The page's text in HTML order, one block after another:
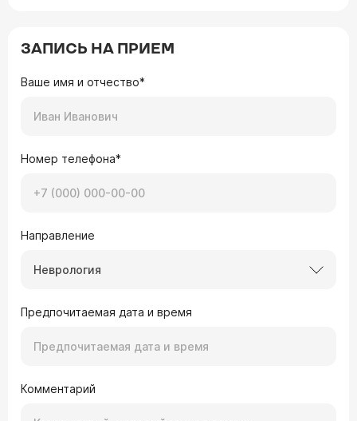
ЗАПИСЬ НА ПРИЕМ
Ваше имя и отчество*
Номер телефона*
Направление
Неврология
Предпочитаемая дата и время
Комментарий